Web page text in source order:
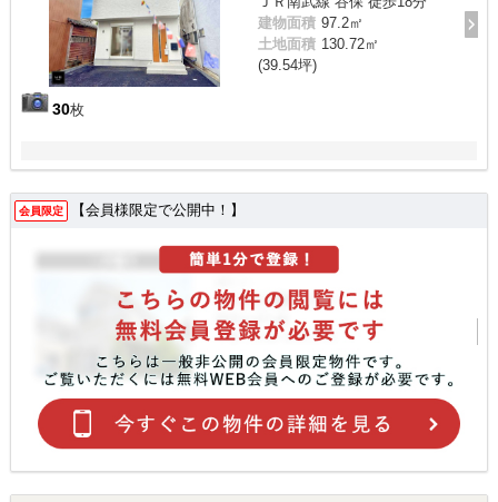
30枚
建物面積 97.2㎡
土地面積 130.72㎡
(39.54坪)
会員限定 【会員様限定で公開中！】